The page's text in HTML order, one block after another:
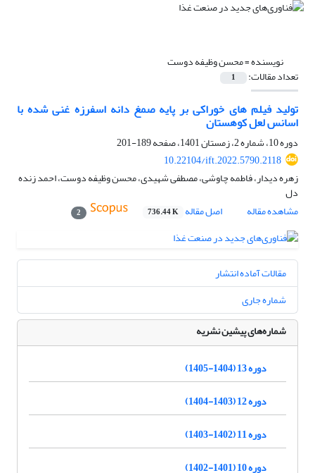
نویسنده =محسن وظیفه دوست
تعداد مقالات: 1
تولید فیلم های خوراکی بر پایه صمغ دانه اسفرزه غنی شده با
اسانس لعل کوهستان
دوره 10، شماره 2، زمستان 1401، صفحه
189-201
10.22104/ift.2022.5790.2118
زهره دیدار، فاطمه چاوشی، مصطفی شهیدی، محسن وظیفه دوست، احمد زنده
دل
مشاهده مقاله
اصل مقاله 736.44 K
2
مقالات آماده انتشار
شماره جاری
شماره‌های پیشین نشریه
دوره 13 (1404-1405)
دوره 12 (1403-1404)
دوره 11 (1402-1403)
دوره 10 (1401-1402)